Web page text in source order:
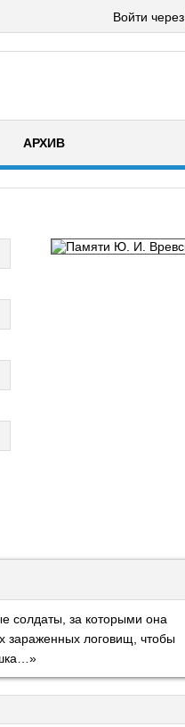
Войти через
АРХИВ
солдаты, за которыми она
зараженных логовищ, чтобы